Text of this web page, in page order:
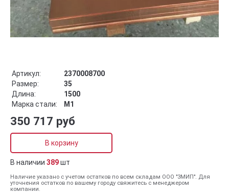
Артикул:
2370008700
Размер:
35
Длина:
1500
Марка стали:
М1
350 717 руб
В корзину
В наличии 389шт
Наличие указано с учетом остатков по всем складам ООО "ЗМИП". Для
уточнения остатков по вашему городу свяжитесь с менеджером
компании.